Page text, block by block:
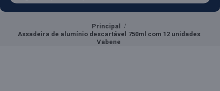
Principal
Assadeira de alumínio descartável 750ml com 12 unidades
Vabene